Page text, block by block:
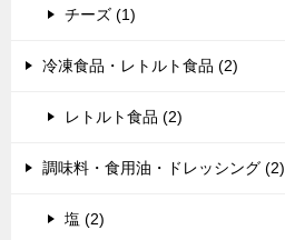
チーズ (1)
冷凍食品・レトルト食品 (2)
レトルト食品 (2)
調味料・食用油・ドレッシング (2)
塩 (2)